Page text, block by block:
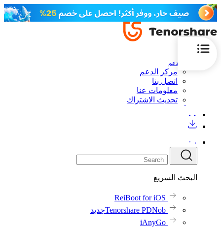
الدعم
مركز الدعم
اتصل بنا
معلومات عنا
تحديث الاشتراك
البحث السريع
ReiBoot for iOS
Tenorshare PDNobجديد
iAnyGo